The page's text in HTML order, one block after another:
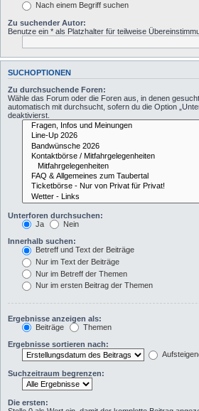
Nach einem Begriff suchen
Zu suchender Autor:
Benutze ein * als Platzhalter für teilweise
SUCHOPTIONEN
Zu durchsuchende Foren:
Wähle das Forum oder die Foren aus, in denen
automatisch mit durchsucht, sofern du die Option
deaktivierst.
Unterforen durchsuchen:
Ja
Nein
Innerhalb suchen:
Betreff und Text der Beiträge
Nur im Text der Beiträge
Nur im Betreff der Themen
Nur im ersten Beitrag der Themen
Ergebnisse anzeigen als:
Beiträge
Themen
Ergebnisse sortieren nach:
Suchzeitraum begrenzen:
Die ersten: